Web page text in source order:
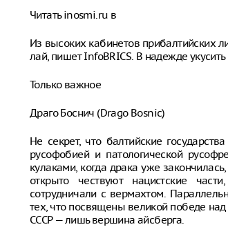
Читать inosmi.ru в
Из высоких кабинетов прибалтийских
лай, пишет InfoBRICS. В надежде
Только важное
Драго Боснич (Drago Bosnic)
Не секрет, что балтийские
русофобией и патологической
кулаками, когда драка уже
открыто чествуют нацистские
сотрудничали с вермахтом.
тех, что посвящены великой победе
СССР — лишь вершина айсберга.